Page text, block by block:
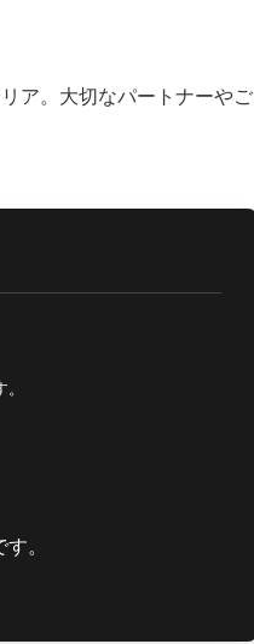
ア。大切なパートナーやご
。